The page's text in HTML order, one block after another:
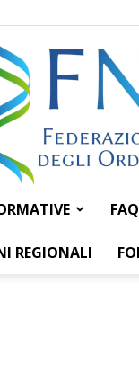
FAQ
REGIONALI